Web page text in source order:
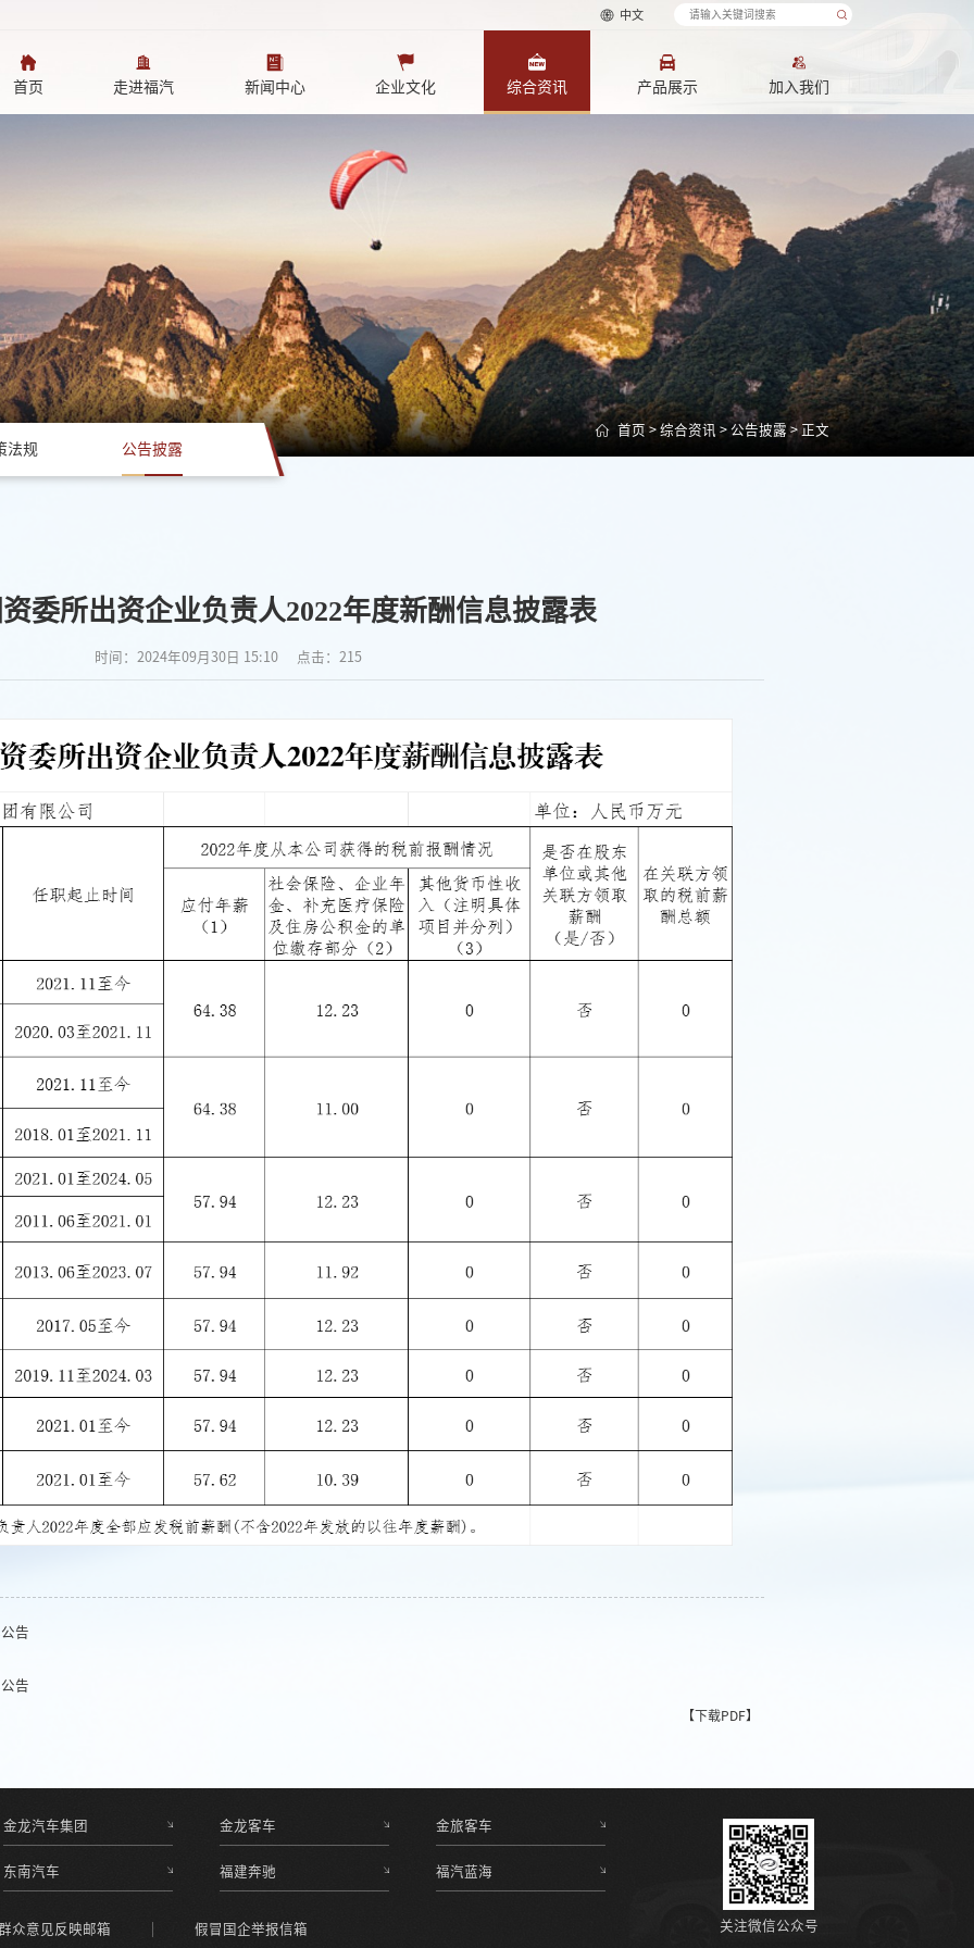
中文
首页 走进福汽 新闻中心 企业文化 综合资讯 产品展示 加入我们
首页 > 综合资讯 > 公告披露 > 正文
法规 公告披露
委所出资企业负责人2022年度新酬信息披露表
时间：2024年09月30日 15:10 点击： 215
告
告
【下载PDF】
金龙汽车集团 金龙客车 金旅客车
东南汽车 福建奔驰 福汽蓝海
众意见反映邮箱 假冒国企举报信箱 关注微信公众号